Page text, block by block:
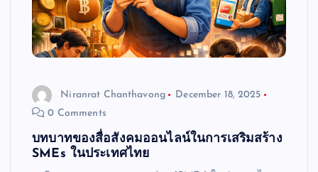
Niranrat Chanthavong
December 18, 2025
0 Comments
บทบาทของสื่อสังคมออนไลน์ในการเสริมสร้าง
SMEs ในประเทศไทย